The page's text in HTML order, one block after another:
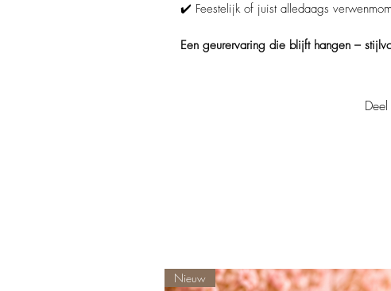
✔️ Feestelijk of juist alledaags
Een geurervaring die blijft hangen –
Nieuw